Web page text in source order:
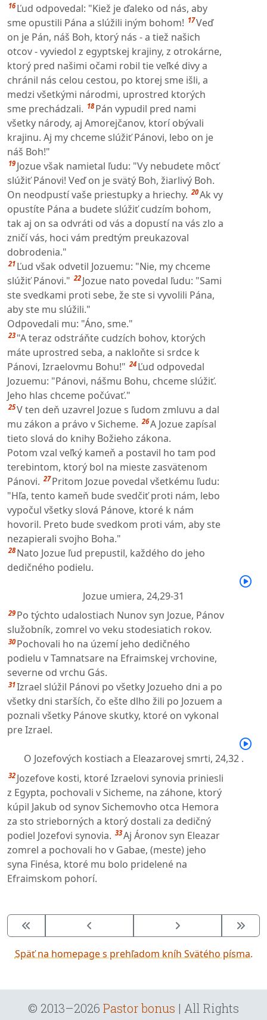
16 Ľud odpovedal: "Kiež je ďaleko od nás, aby
sme opustili Pána a slúžili iným bohom! 17Veď
on je Pán, náš Boh, ktorý nás - a tiež našich
otcov - vyviedol z egyptskej krajiny, z otrokárne,
ktorý pred našimi očami robil tie veľké divy a
chránil nás celou cestou, po ktorej sme išli, a
medzi všetkými národmi, uprostred ktorých
sme prechádzali. 18 Pán vypudil pred nami
všetky národy, aj Amorejčanov, ktorí obývali
krajinu. Aj my chceme slúžiť Pánovi, lebo on je
náš Boh!"
19 Jozue však namietal ľudu: "Vy nebudete môcť
slúžiť Pánovi! Veď on je svätý Boh, žiarlivý Boh.
On neodpustí vaše priestupky a hriechy. 20Ak vy
opustíte Pána a budete slúžiť cudzím bohom,
tak aj on sa odvráti od vás a dopustí na vás zlo a
zničí vás, hoci vám predtým preukazoval
dobrodenia."
21 Ľud však odvetil Jozuemu: "Nie, my chceme
slúžiť Pánovi." 22 Jozue nato povedal ľudu: "Sami
ste svedkami proti sebe, že ste si vyvolili Pána,
aby ste mu slúžili."
Odpovedali mu: "Áno, sme."
23 "A teraz odstráňte cudzích bohov, ktorých
máte uprostred seba, a nakloňte si srdce k
Pánovi, Izraelovmu Bohu!" 24 Ľud odpovedal
Jozuemu: "Pánovi, nášmu Bohu, chceme slúžiť.
Jeho hlas chceme počúvať."
25V ten deň uzavrel Jozue s ľudom zmluvu a dal
mu zákon a právo v Sicheme. 26A Jozue zapísal
tieto slová do knihy Božieho zákona.
Potom vzal veľký kameň a postavil ho tam pod
terebintom, ktorý bol na mieste zasvätenom
Pánovi. 27 Pritom Jozue povedal všetkému ľudu:
"Hľa, tento kameň bude svedčiť proti nám, lebo
vypočul všetky slová Pánove, ktoré k nám
hovoril. Preto bude svedkom proti vám, aby ste
nezapierali svojho Boha."
28 Nato Jozue ľud prepustil, každého do jeho
dedičného podielu.
Jozue umiera, 24,29-31
29 Po týchto udalostiach Nunov syn Jozue, Pánov
služobník, zomrel vo veku stodesiatich rokov.
30 Pochovali ho na území jeho dedičného
podielu v Tamnatsare na Efraimskej vrchovine,
severne od vrchu Gás.
31Izrael slúžil Pánovi po všetky Jozueho dni a po
všetky dni starších, čo ešte dlho žili po Jozuem a
poznali všetky Pánove skutky, ktoré on vykonal
pre Izrael.
O Jozefových kostiach a Eleazarovej smrti, 24,32 .
32 Jozefove kosti, ktoré Izraelovi synovia priniesli
z Egypta, pochovali v Sicheme, na záhone, ktorý
kúpil Jakub od synov Sichemovho otca Hemora
za sto strieborných a ktorý dostali za dedičný
podiel Jozefovi synovia. 33Aj Áronov syn Eleazar
zomrel a pochovali ho v Gabae, (meste) jeho
syna Finésa, ktoré mu bolo pridelené na
Efraimskom pohorí.
Späť na homepage s prehľadom kníh Svätého písma.
© 2013–2026 Pastor bonus | All Rights